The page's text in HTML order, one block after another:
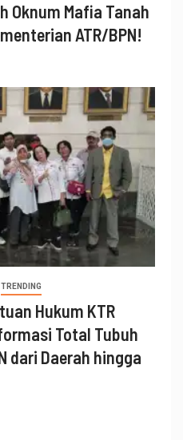
Oknum Mafia Tanah
ATR/BPN!
TRENDING
Hukum KTR
Total Tubuh
dari Daerah hingga